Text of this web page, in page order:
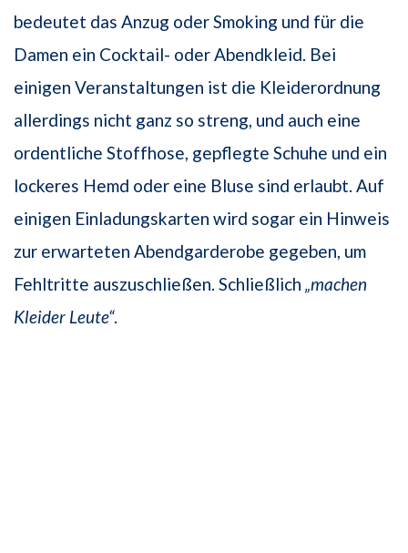
bedeutet das Anzug oder Smoking und für die
Damen ein Cocktail- oder Abendkleid. Bei
einigen Veranstaltungen ist die Kleiderordnung
allerdings nicht ganz so streng, und auch eine
ordentliche Stoffhose, gepflegte Schuhe und ein
lockeres Hemd oder eine Bluse sind erlaubt. Auf
einigen Einladungskarten wird sogar ein Hinweis
zur erwarteten Abendgarderobe gegeben, um
Fehltritte auszuschließen. Schließlich „machen
Kleider Leute“.